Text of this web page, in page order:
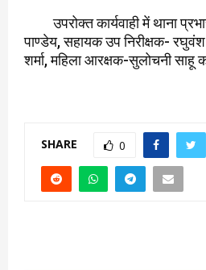
उपरोक्त कार्यवाही में थाना
पाण्डेय, सहायक उप निरीक्षक-
शर्मा, महिला आरक्षक-सुलोचनी साहू
SHARE 0